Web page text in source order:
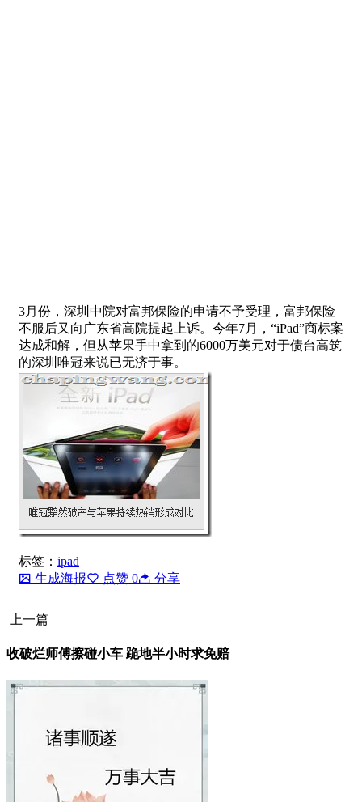
3月份，深圳中院对富邦保险的申请不予受理，富邦保险
不服后又向广东省高院提起上诉。今年7月，“iPad”商标案
达成和解，但从苹果手中拿到的6000万美元对于债台高筑
的深圳唯冠来说已无济于事。
标签： ipad
生成海报
点赞 0 分享
上一篇
收破烂师傅擦碰小车 跪地半小时求免赔